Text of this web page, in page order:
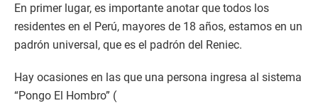
En primer lugar, es importante anotar que todos los
residentes en el Perú, mayores de 18 años, estamos en un
padrón universal, que es el padrón del Reniec.
Hay ocasiones en las que una persona ingresa al sistema
“Pongo El Hombro” (